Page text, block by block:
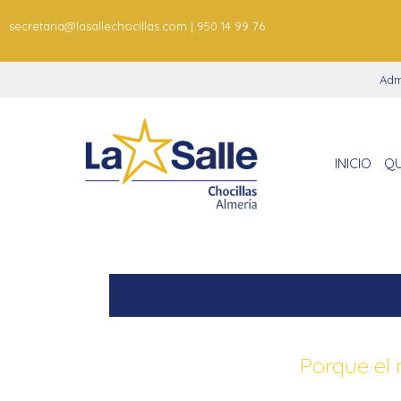
secretaria@lasallechocillas.com | 950 14 99 76
INICIO
Porque el